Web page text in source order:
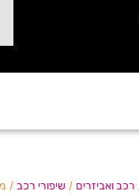
רכב ואביזרים / שיפורי רכב /